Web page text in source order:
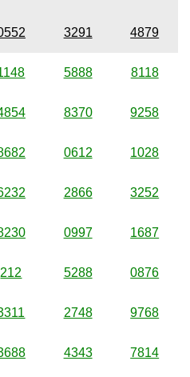
3291 4879
5888 8118
8370 9258
0612 1028
2866 3252
0997 1687
212 5288 0876
2748 9768
4343 7814